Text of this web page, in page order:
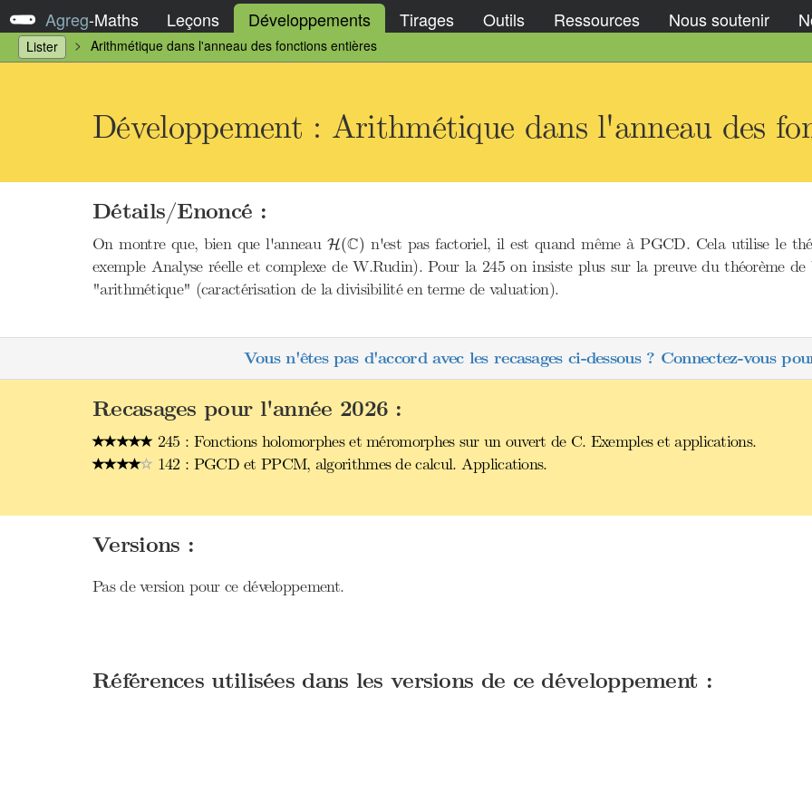
Agreg-Maths Leçons Développements Tirages Outils Ressources Nous soutenir
Lister Arithmétique dans l'anneau des fonctions entières
Développement : Arithmétique dans l'anneau des
Détails/Enoncé :
On montre que, bien que l'anneau H(C)
H(C) n'est pas factoriel, il est quand même à PGCD. Cela utilise le
exemple Analyse réelle et complexe de W.Rudin). Pour la 245 on insiste plus sur la preuve du théorème
"arithmétique" (caractérisation de la divisibilité en terme de valuation).
Vous n'êtes pas d'accord avec les recasages ci-dessous ? Connectez-vous
Recasages pour l'année 2026 :
245 : Fonctions holomorphes et méromorphes sur un ouvert de C. Exemples et applications.
142 : PGCD et PPCM, algorithmes de calcul. Applications.
Versions :
Pas de version pour ce développement.
Références utilisées dans les versions de ce développement :